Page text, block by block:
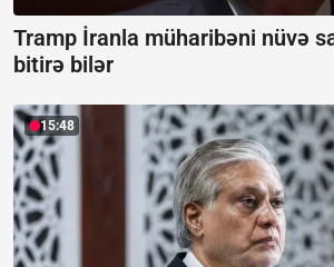
Tramp İranla müharibəni nüvə
bitirə bilər
15:48